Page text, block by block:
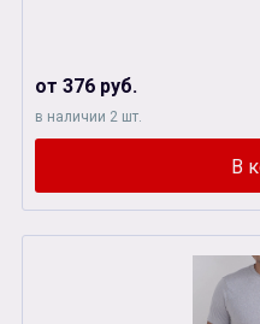
от 376 руб.
в наличии 2 шт.